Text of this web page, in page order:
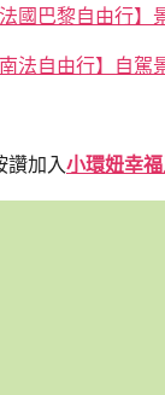
法國巴黎自由行】
南法自由行】自駕
讚加入小環妞幸